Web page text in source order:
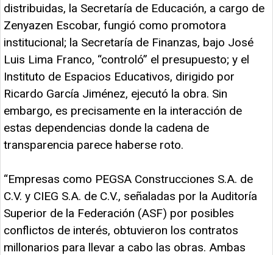
distribuidas, la Secretaría de Educación, a cargo de
Zenyazen Escobar, fungió como promotora
institucional; la Secretaría de Finanzas, bajo José
Luis Lima Franco, “controló” el presupuesto; y el
Instituto de Espacios Educativos, dirigido por
Ricardo García Jiménez, ejecutó la obra. Sin
embargo, es precisamente en la interacción de
estas dependencias donde la cadena de
transparencia parece haberse roto.
“Empresas como PEGSA Construcciones S.A. de
C.V. y CIEG S.A. de C.V., señaladas por la Auditoría
Superior de la Federación (ASF) por posibles
conflictos de interés, obtuvieron los contratos
millonarios para llevar a cabo las obras. Ambas